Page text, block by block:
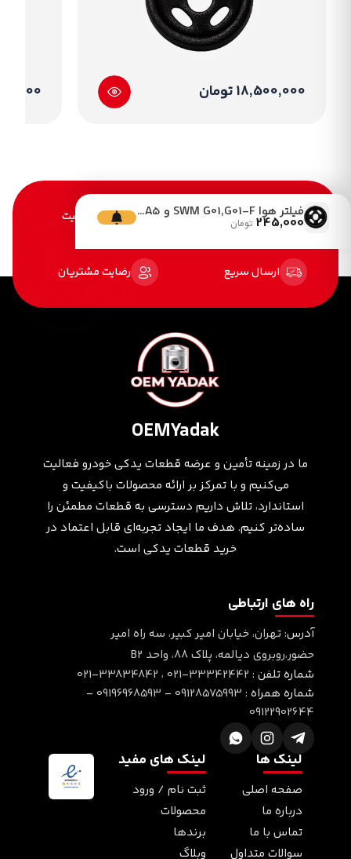
18,500,000 تومان
فیلتر هوا SWM G01,G01-F و KMC A5
245,000 تومان
خرید آسان تضمین کیفیت
ارسال سریع رضایت مشتریان
OEMYadak
ما در زمینه تأمین و عرضه قطعات یدکی خودرو فعالیت
می‌کنیم و با تمرکز بر ارائه محصولات باکیفیت و
استاندارد، تلاش داریم دسترسی به قطعات مطمئن را
ساده‌تر کنیم. هدف ما ایجاد تجربه‌ای قابل اعتماد در
خرید قطعات یدکی است.
راه های ارتباطی
آدرس:تهران، خیابان امیر کبیر، سه راه امیر
حضور،روبروی دیالمه، پلاک ۸۸، واحد B2
شماره تلفن : 021-33342442 ، 021-33834842
شماره همراه : 09128575993
-
09196968593
-
09122902644
لینک ها
صفحه اصلی
درباره ما
تماس با ما
سوالات متداول
لینک های مفید
ثبت نام / ورود
محصولات
برندها
وبلاگ